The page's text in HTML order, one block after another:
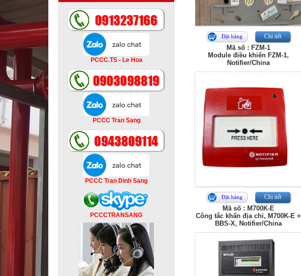
PCCC.TS - Le Hoa
PCCC Tran Sang
PCCC Tran Dinh Sang
PCCCTRANSANG
Đặt hàng Chi tiết
Mã số : FZM-1
Module điều khiển FZM-1,
Notifier/China
Đặt hàng Chi tiết
Mã số : M700K-E
Công tắc khẩn địa chỉ, M700K-E +
BBS-X, Notifier/China